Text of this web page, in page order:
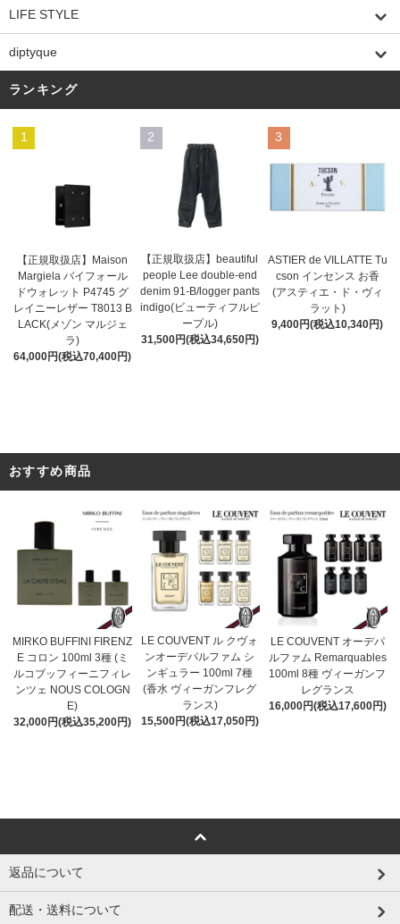
LIFE STYLE
diptyque
ランキング
1
【正規取扱店】Maison
Margiela バイフォール
ドウォレット P4745 グ
レイニーレザー T8013 B
LACK(メゾン マルジェ
ラ)
64,000円(税込70,400円)
2
【正規取扱店】beautiful
people Lee double-end
denim 91-B/logger pants
indigo(ビューティフルピ
ープル)
31,500円(税込34,650円)
3
ASTIER de VILLATTE Tu
cson インセンス お香
(アスティエ・ド・ヴィ
ラット)
9,400円(税込10,340円)
おすすめ商品
MIRKO BUFFINI FIRENZ
E コロン 100ml 3種 (ミ
ルコブッフィーニフィレ
ンツェ NOUS COLOGN
E)
32,000円(税込35,200円)
LE COUVENT ル クヴォ
ンオーデパルファム シ
ンギュラー 100ml 7種
(香水 ヴィーガンフレグ
ランス)
15,500円(税込17,050円)
LE COUVENT オーデパ
ルファム Remarquables
100ml 8種 ヴィーガンフ
レグランス
16,000円(税込17,600円)
返品について
配送・送料について